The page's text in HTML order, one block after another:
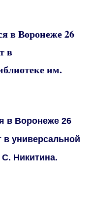
в Воронеже 26
в
им.
в Воронеже 26
универсальной
Никитина.